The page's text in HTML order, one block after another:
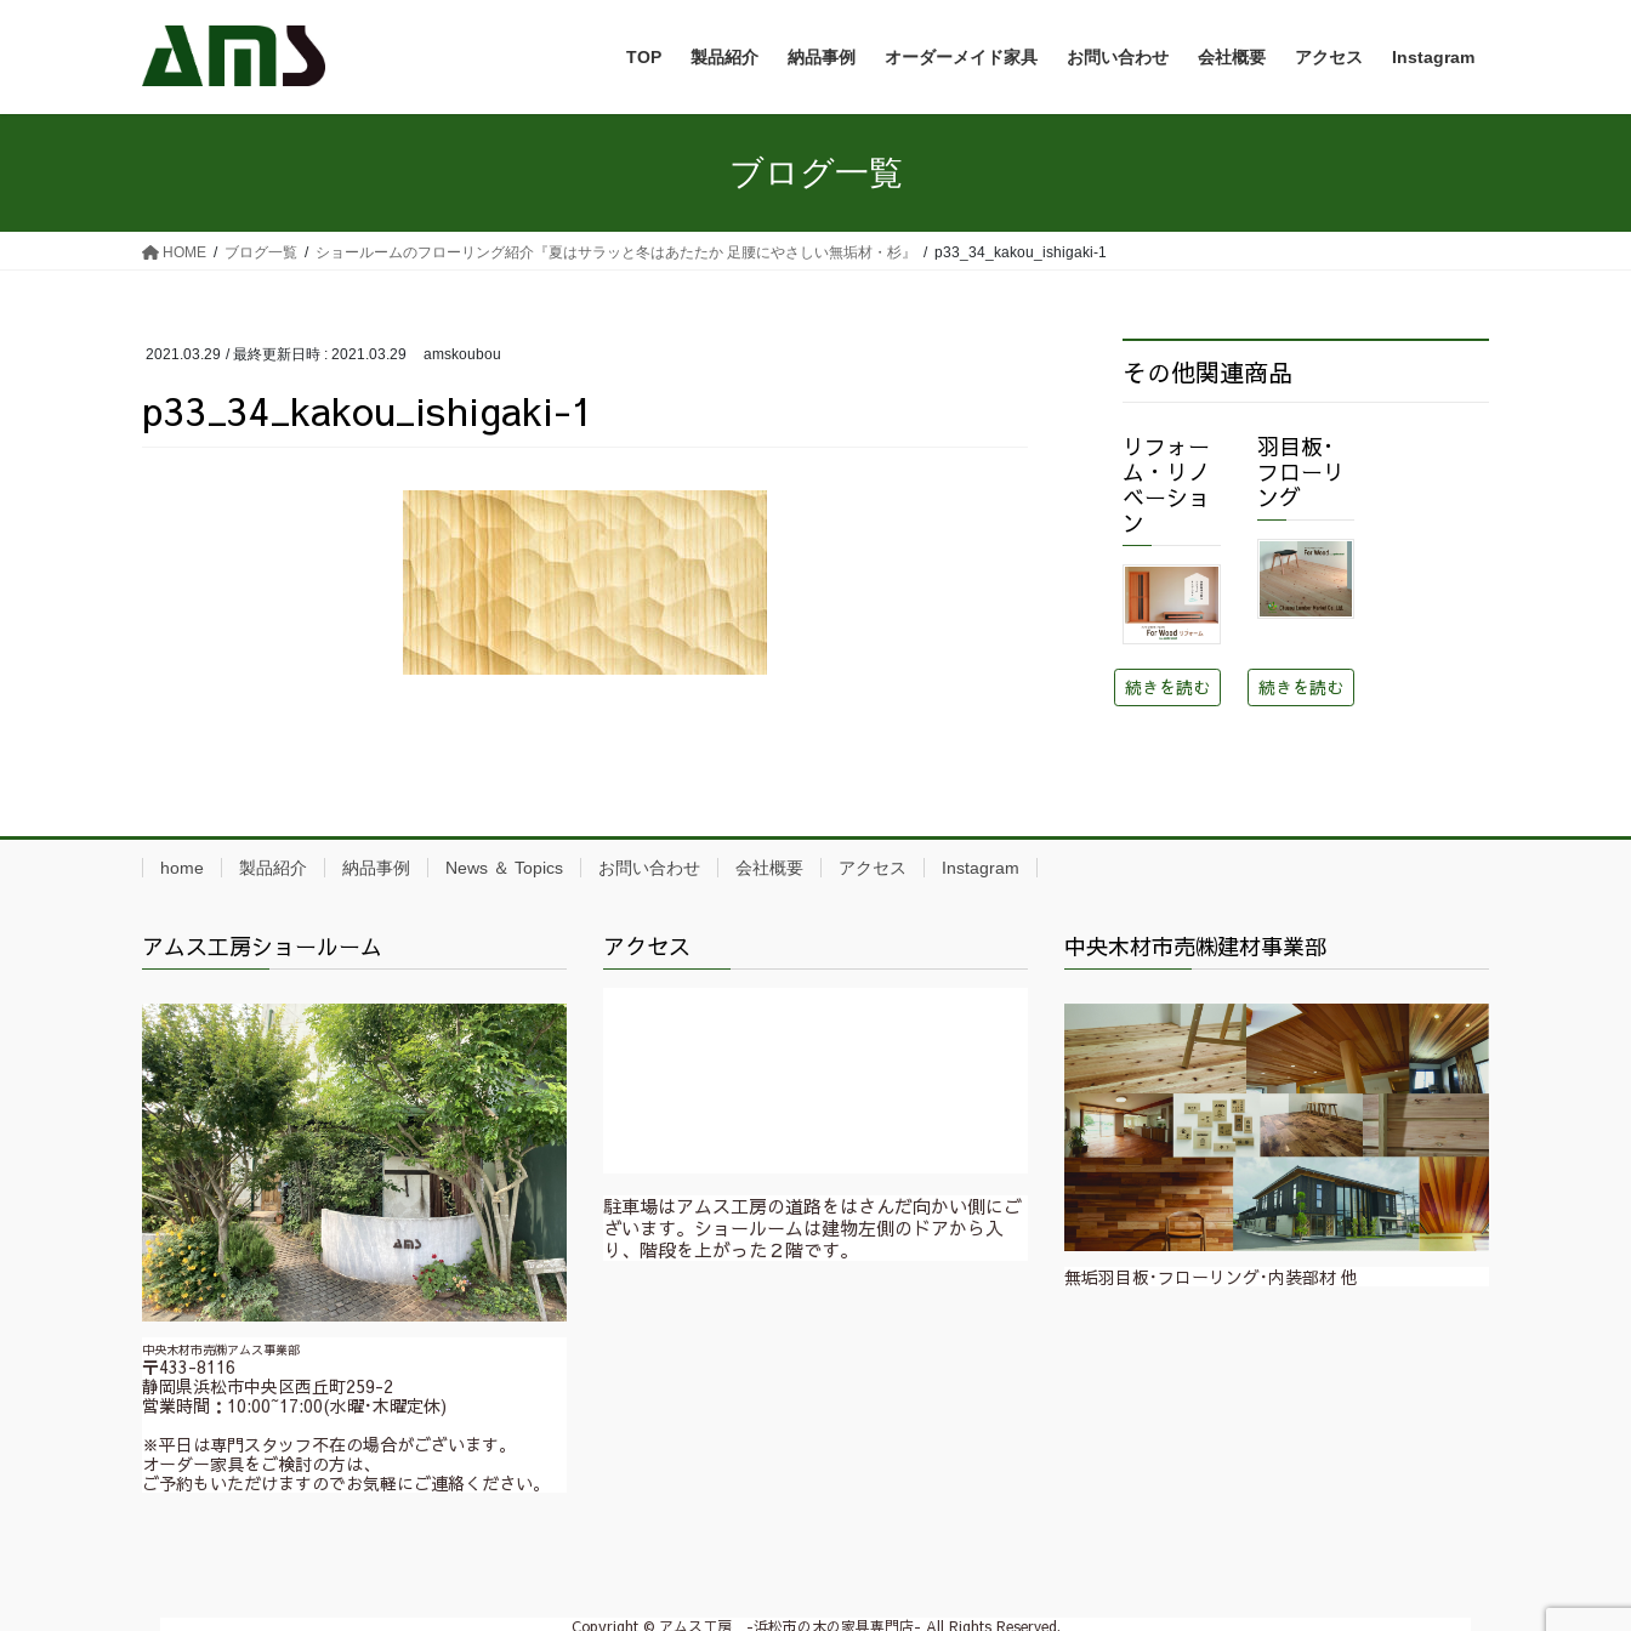
TOP 製品紹介 納品事例 オーダーメイド家具 お問い合わせ 会社概要 アクセス Instagram
ブログ一覧
HOME ブログ一覧 ショールームのフローリング紹介『夏はサラッと冬はあたたか 足腰にやさしい無垢材・杉』 p33_34_kakou_ishigaki-1
2021.03.29 / 最終更新日時 : 2021.03.29 amskoubou
p33_34_kakou_ishigaki-1
その他関連商品
リフォー
ム・リノ
ベーショ
ン
続きを読む
羽目板･
フローリ
ング
続きを読む
home 製品紹介 納品事例 News ＆ Topics お問い合わせ 会社概要 アクセス Instagram
アムス工房ショールーム
中央木材市売㈱アムス事業部
〒433-8116
静岡県浜松市中央区西丘町259-2
営業時間：10:00~17:00(水曜･木曜定休)
※平日は専門スタッフ不在の場合がございます。
オーダー家具をご検討の方は、
ご予約もいただけますのでお気軽にご連絡ください。
アクセス
駐車場はアムス工房の道路をはさんだ向かい側にご
ざいます。ショールームは建物左側のドアから入
り、階段を上がった２階です。
中央木材市売㈱建材事業部
無垢羽目板･フローリング･内装部材 他
Copyright © アムス工房 -浜松市の木の家具専門店- All Rights Reserved.